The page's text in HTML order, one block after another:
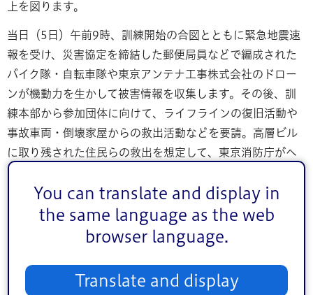
You can translate and display in
the same language as the web
browser language.
Translate and display
上を図ります。
当日（5日）午前9時、訓練開始の合図とともに緊急地震速
報を受け、災害協定を締結した郵便局員などで編成された
バイク隊・自転車隊や東京アンテナ工事株式会社のドロー
ンが機動力を生かして被害情報を収集します。その後、訓
練本部から参加団体に向けて、ライフラインの復旧活動や
事故車両・倒壊家屋からの救出活動などを要請。高層ビル
に取り残された住民らの救出を想定して、東京消防庁がヘ
自然災害へのさらなる対処能力強化のため2020年に東京消
防庁に設置され、能登半島地震の際にも緊急消防援助隊と
して出動した「即応対処部隊」や、都内に6隊のみ配備され
る「小岩水難救助隊」が水難者の救助訓練にあたります。
このほか、会場を訪れた地域住民らが自由に参加できる